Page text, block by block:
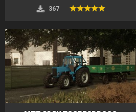
367